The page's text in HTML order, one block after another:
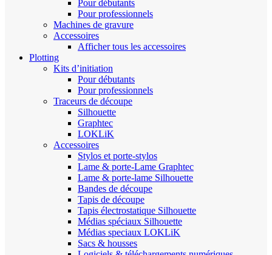
Pour débutants
Pour professionnels
Machines de gravure
Accessoires
Afficher tous les accessoires
Plotting
Kits d’initiation
Pour débutants
Pour professionnels
Traceurs de découpe
Silhouette
Graphtec
LOKLiK
Accessoires
Stylos et porte-stylos
Lame & porte-Lame Graphtec
Lame & porte-lame Silhouette
Bandes de découpe
Tapis de découpe
Tapis électrostatique Silhouette
Médias spéciaux Silhouette
Médias speciaux LOKLiK
Sacs & housses